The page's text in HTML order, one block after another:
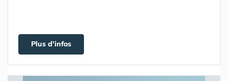
Plus d'infos